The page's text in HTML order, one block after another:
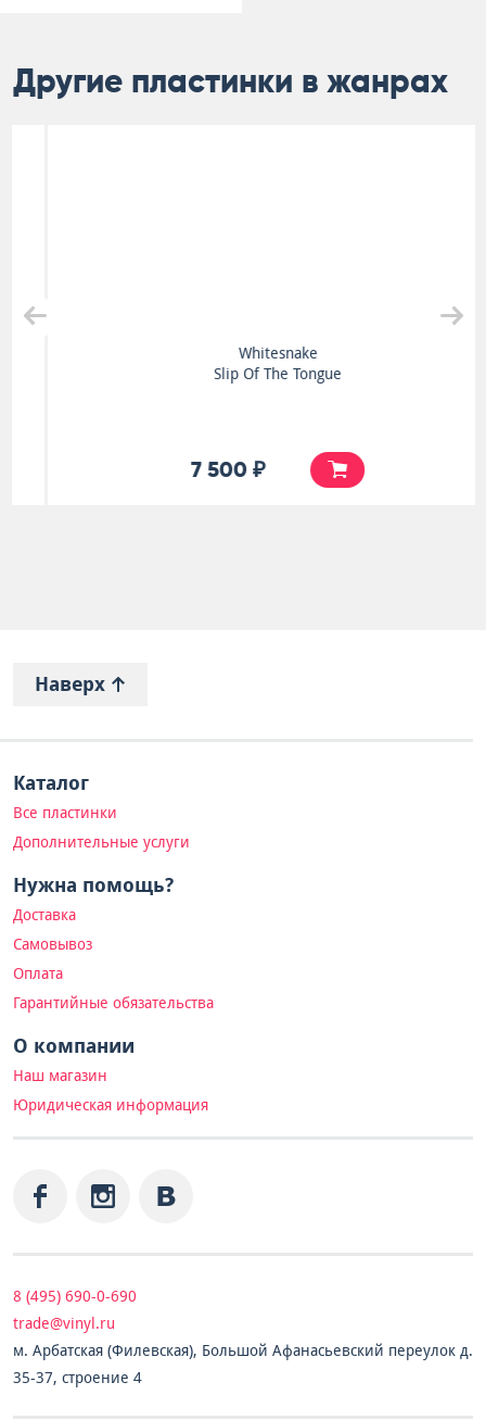
Другие пластинки в жанрах
Whitesnake
Slip Of The Tongue
7 500 ₽
Наверх
Каталог
Все пластинки
Дополнительные услуги
Нужна помощь?
Доставка
Самовывоз
Оплата
Гарантийные обязательства
О компании
Наш магазин
Юридическая информация
8 (495) 690-0-690
trade@vinyl.ru
м. Арбатская (Филевская), Большой Афанасьевский переулок д.
35-37, строение 4